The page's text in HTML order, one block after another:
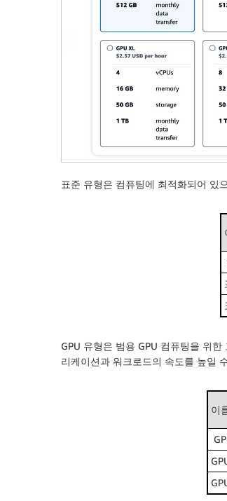
표준 유형은 컴퓨팅에 최적화되어 있
GPU 유형은 범용 GPU 컴퓨팅을 위
리케이션과 워크로드의 속도를 높일
이